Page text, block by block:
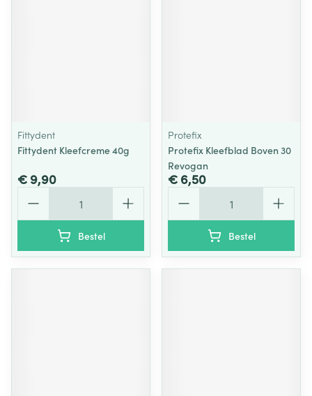
Fittydent
Fittydent Kleefcreme 40g
€ 9,90
Bestel
Protefix
Protefix Kleefblad Boven 30
Revogan
€ 6,50
Bestel